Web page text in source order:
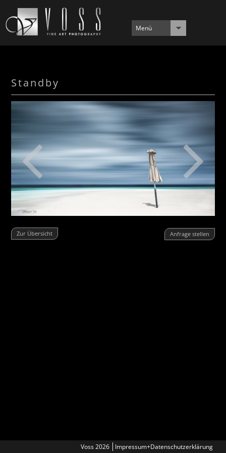
Menü
Standby
Zur Übersicht Anfrage stellen
Voss 2026 Impressum+Datenschutzerklärung